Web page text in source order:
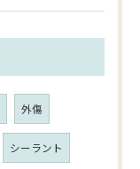
外傷
シーラント